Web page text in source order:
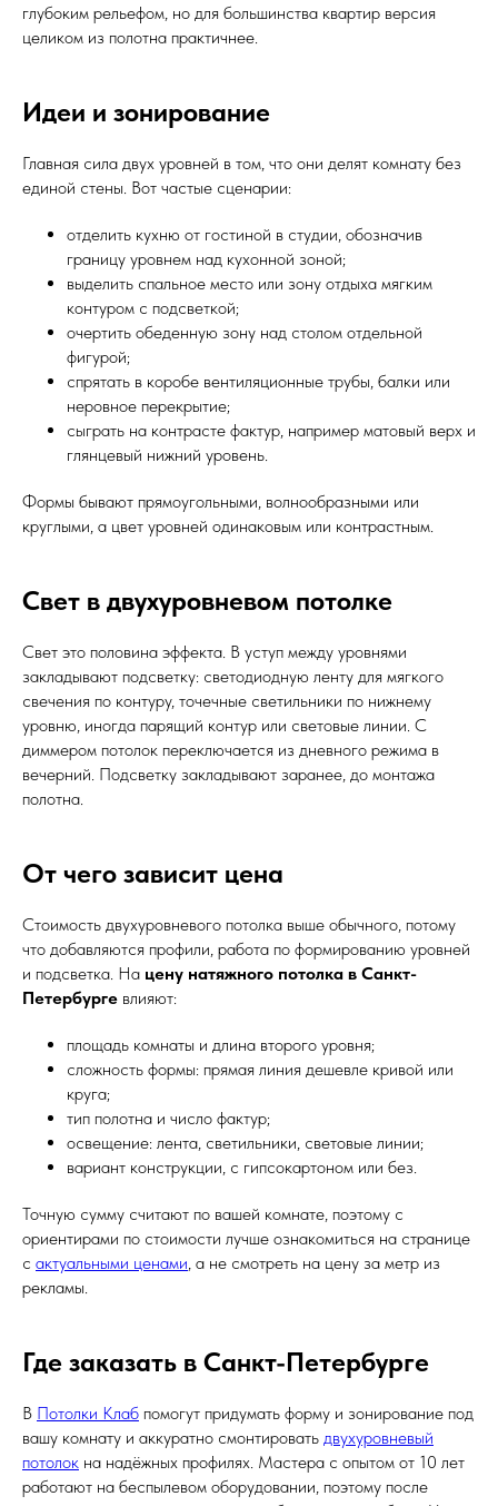
глубоким рельефом, но для большинства квартир версия
целиком из полотна практичнее.
Идеи и зонирование
Главная сила двух уровней в том, что они делят комнату без
единой стены. Вот частые сценарии:
отделить кухню от гостиной в студии, обозначив
границу уровнем над кухонной зоной;
выделить спальное место или зону отдыха мягким
контуром с подсветкой;
очертить обеденную зону над столом отдельной
фигурой;
спрятать в коробе вентиляционные трубы, балки или
неровное перекрытие;
сыграть на контрасте фактур, например матовый верх и
глянцевый нижний уровень.
Формы бывают прямоугольными, волнообразными или
круглыми, а цвет уровней одинаковым или контрастным.
Свет в двухуровневом потолке
Свет это половина эффекта. В уступ между уровнями
закладывают подсветку: светодиодную ленту для мягкого
свечения по контуру, точечные светильники по нижнему
уровню, иногда парящий контур или световые линии. С
диммером потолок переключается из дневного режима в
вечерний. Подсветку закладывают заранее, до монтажа
полотна.
От чего зависит цена
Стоимость двухуровневого потолка выше обычного, потому
что добавляются профили, работа по формированию уровней
и подсветка. На цену натяжного потолка в Санкт-
Петербурге влияют:
площадь комнаты и длина второго уровня;
сложность формы: прямая линия дешевле кривой или
круга;
тип полотна и число фактур;
освещение: лента, светильники, световые линии;
вариант конструкции, с гипсокартоном или без.
Точную сумму считают по вашей комнате, поэтому с
ориентирами по стоимости лучше ознакомиться на странице
с актуальными ценами , а не смотреть на цену за метр из
рекламы.
Где заказать в Санкт-Петербурге
В Потолки Клаб помогут придумать форму и зонирование под
вашу комнату и аккуратно смонтировать двухуровневый
потолок на надёжных профилях. Мастера с опытом от 10 лет
работают на беспылевом оборудовании, поэтому после